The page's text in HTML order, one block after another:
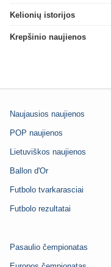
Kelionių istorijos
Krepšinio naujienos
Naujausios naujienos
POP naujienos
Lietuviškos naujienos
Ballon d'Or
Futbolo tvarkarasciai
Futbolo rezultatai
Pasaulio čempionatas